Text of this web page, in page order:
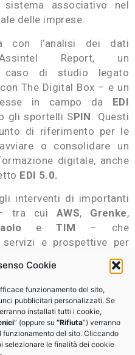
Cookie
funzionamento del sito,
pubblicitari personalizzati. Se
installati tutti i cookie,
” (oppure su “Rifiuta”) verranno
del sito. Cliccando
selezionare le finalità dei cookie
associativo nel
delle imprese.
con l’analisi dei dati
Report, un
caso di studio legato
The Digital Box – e un
in campo da EDI
gli sportelli SPIN . Questi
di riferimento per le
o consolidare un
digitale, anche
EDI 5.0.
interventi di importanti
– tra cui AWS, Grenke,
eTIM – che
servizi e prospettive per
le PMI nel processo di
come la tecnologia, se
può diventare un
per le imprese del